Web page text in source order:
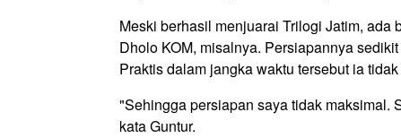
Meski berhasil menjuarai Trilogi Jatim,
Dholo KOM, misalnya. Persiapannya
Praktis dalam jangka waktu tersebut ia
"Sehingga persiapan saya tidak maksimal.
kata Guntur.